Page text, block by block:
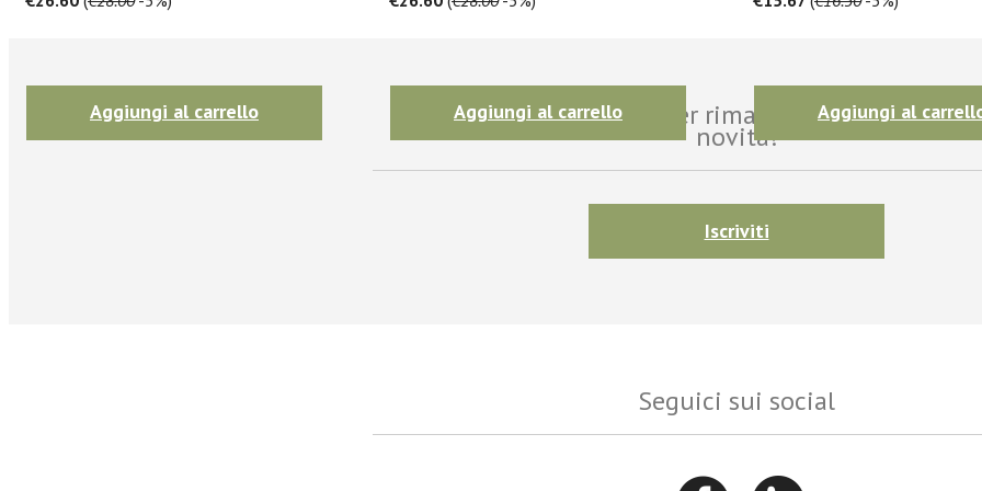
Aggiungi al carrello Aggiungi al carrello Aggiungi al
Iscriviti alla newsletter per rimanere aggiornato
novità!
Iscriviti
Seguici sui social